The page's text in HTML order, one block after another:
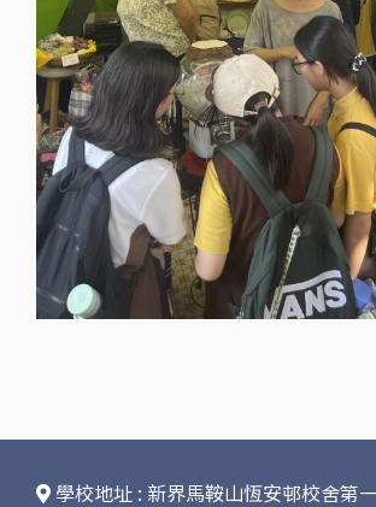
學校地址 : 新界馬鞍山恆安邨校舍第